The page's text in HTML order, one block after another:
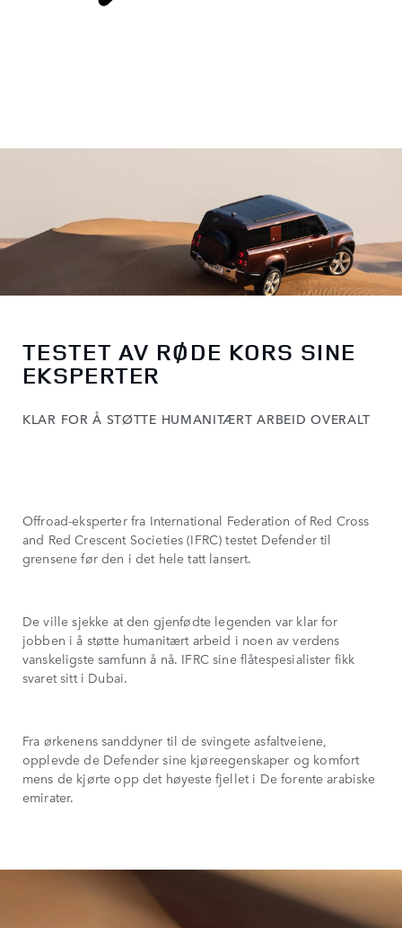
TESTET AV RØDE KORS SINE
EKSPERTER
KLAR FOR Å STØTTE HUMANITÆRT ARBEID OVERALT
Offroad-eksperter fra International Federation of Red Cross
and Red Crescent Societies (IFRC) testet Defender til
grensene før den i det hele tatt lansert.
De ville sjekke at den gjenfødte legenden var klar for
jobben i å støtte humanitært arbeid i noen av verdens
vanskeligste samfunn å nå. IFRC sine flåtespesialister fikk
svaret sitt i Dubai.
Fra ørkenens sanddyner til de svingete asfaltveiene,
opplevde de Defender sine kjøreegenskaper og komfort
mens de kjørte opp det høyeste fjellet i De forente arabiske
emirater.